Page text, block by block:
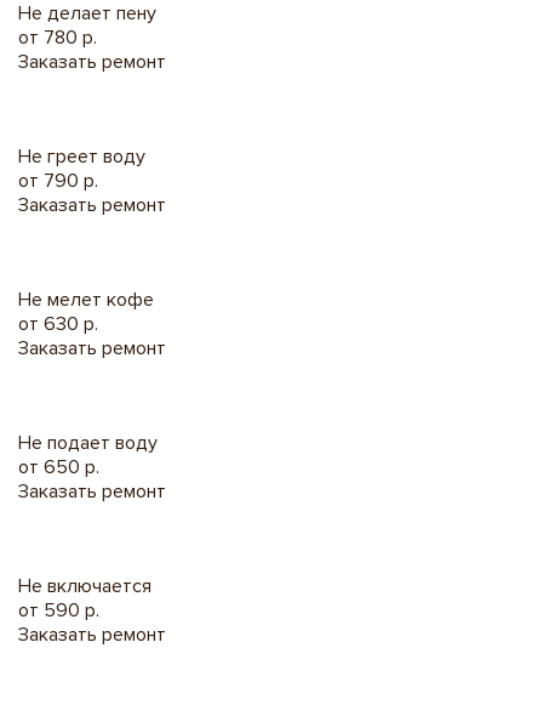
Не делает пену
от 780 р.
Заказать ремонт
Не греет воду
от 790 р.
Заказать ремонт
Не мелет кофе
от 630 р.
Заказать ремонт
Не подает воду
от 650 р.
Заказать ремонт
Не включается
от 590 р.
Заказать ремонт